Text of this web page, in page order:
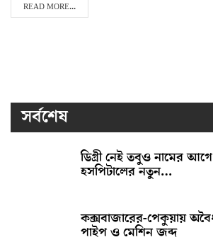
READ MORE...
সর্বশেষ
ডিগ্রী নেই তবুও নামের
হসপিটালের নতুন…
কক্সবাজারের-পেকুয়ায়
পাইপ ও মেশিন জব্দ